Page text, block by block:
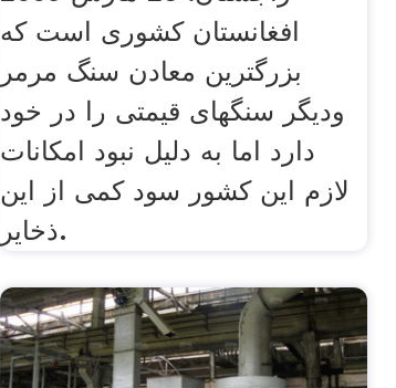
افغانستان کشوری است که
بزرگترین معادن سنگ مرمر
ودیگر سنگهای قیمتی را در خود
دارد اما به دلیل نبود امکانات
لازم این کشور سود کمی از این
ذخایر.